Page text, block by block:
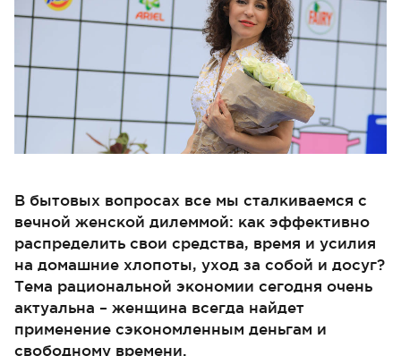
В бытовых вопросах все мы сталкиваемся с
вечной женской дилеммой: как эффективно
распределить свои средства, время и усилия
на домашние хлопоты, уход за собой и досуг?
Тема рациональной экономии сегодня очень
актуальна – женщина всегда найдет
применение сэкономленным деньгам и
свободному времени.